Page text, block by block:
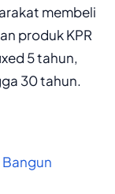
membeli
produk KPR
5 tahun,
30 tahun.
Bangun